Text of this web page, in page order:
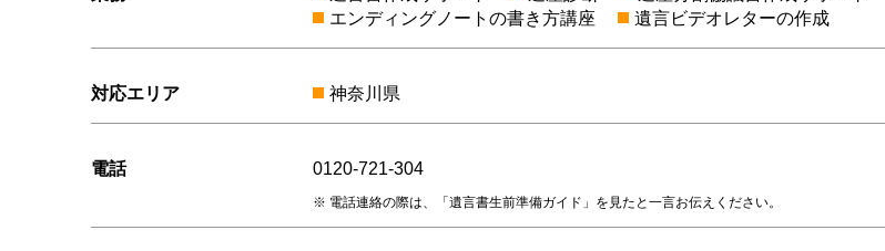
エンディングノートの書き方講座
遺言ビデオレターの作成
対応エリア 神奈川県
電話 0120-721-304
電話連絡の際は、「遺言書生前準備ガイド」を見たと一言お伝えください。